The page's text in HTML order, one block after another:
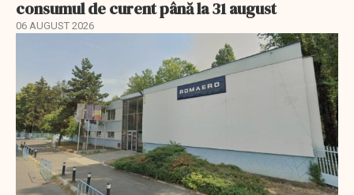
consumul de curent până la 31 august
06 AUGUST 2026